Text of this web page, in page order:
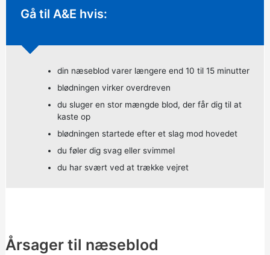
Øjeblikkelig handling krævet:
Gå til A&E hvis:
din næseblod varer længere end 10 til 15 minutter
blødningen virker overdreven
du sluger en stor mængde blod, der får dig til at
kaste op
blødningen startede efter et slag mod hovedet
du føler dig svag eller svimmel
du har svært ved at trække vejret
Årsager til næseblod